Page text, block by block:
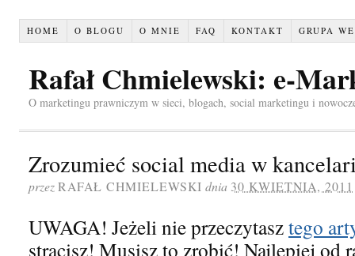
HOME O BLOGU O MNIE FAQ KONTAKT GRUPA
Rafał Chmielewski: e-
O marketingu prawniczym w sieci, blogach, social marketingu i
Zrozumieć social media w
przezRAFAŁ CHMIELEWSKI dnia 30 KWIETNIA, 2011
UWAGA! Jeżeli nie przeczytasztego
stracisz! Musisz to zrobić! Najlepiej od